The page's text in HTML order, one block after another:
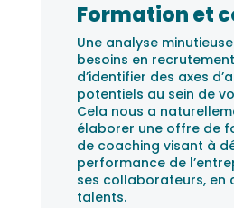
Formation et
Une analyse
besoins en
d’identifier des axes
potentiels au sein de
Cela nous a
élaborer une offre de
de coaching visant à
performance de
ses collaborateurs, en
talents.